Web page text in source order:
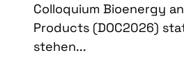
Colloquium Bioenergy
Products (DOC2026)
stehen...